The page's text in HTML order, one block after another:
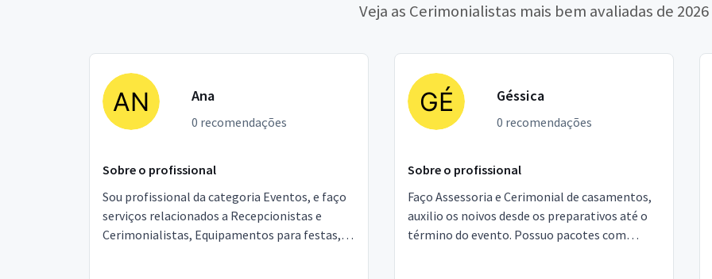
Veja as Cerimonialistas mais bem avaliadas de 2026
Ana
0 recomendações
Sobre o profissional
Sou profissional da categoria Eventos, e faço
serviços relacionados a Recepcionistas e
Cerimonialistas, Equipamentos para festas,
Géssica
0 recomendações
Sobre o profissional
Faço Assessoria e Cerimonial de casamentos,
auxilio os noivos desde os preparativos até o
término do evento. Possuo pacotes com